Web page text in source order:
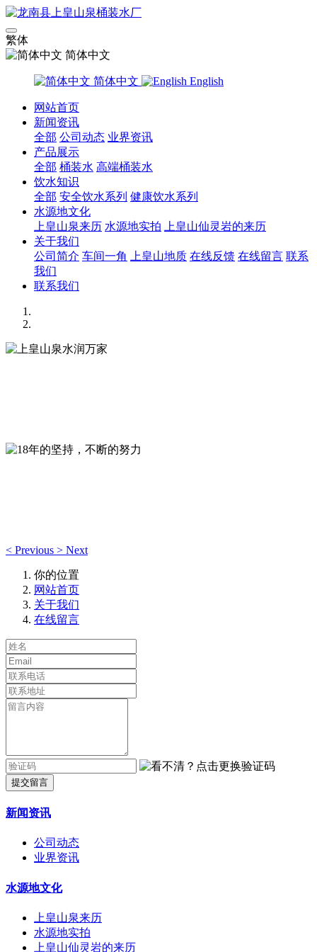
繁体
简体中文
简体中文 English
网站首页
新闻资讯
全部 公司动态 业界资讯
产品展示
全部 桶装水 高端桶装水
饮水知识
全部 安全饮水系列 健康饮水系列
水源地文化
上皇山泉来历 水源地实拍
上皇山仙灵岩的来历
关于我们
公司简介 车间一角 上皇山地质 在线反馈 在线留言 联系
我们
联系我们
< Previous > Next
你的位置
网站首页
关于我们
在线留言
提交留言
新闻资讯
公司动态
业界资讯
水源地文化
上皇山泉来历
水源地实拍
上皇山仙灵岩的来历